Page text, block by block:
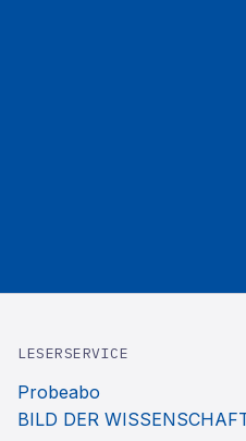
LESERSERVICE
Probeabo
BILD DER